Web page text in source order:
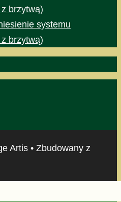
brzytwą)
systemu
brzytwą)
Artis • Zbudowany z